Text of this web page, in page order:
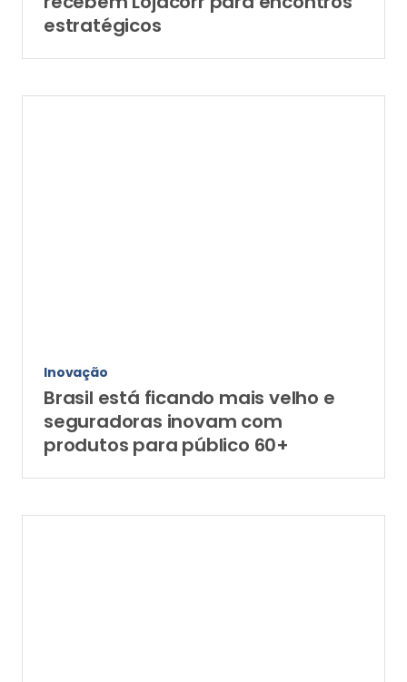
estratégicos
Inovação
Brasil está ficando mais velho e
seguradoras inovam com
produtos para público 60+